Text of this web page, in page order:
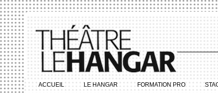
ACCUEIL LE HANGAR FORMATION PRO